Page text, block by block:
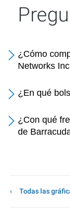
¿Cómo
Networks
¿En qué
¿Con qué
de
Todas las